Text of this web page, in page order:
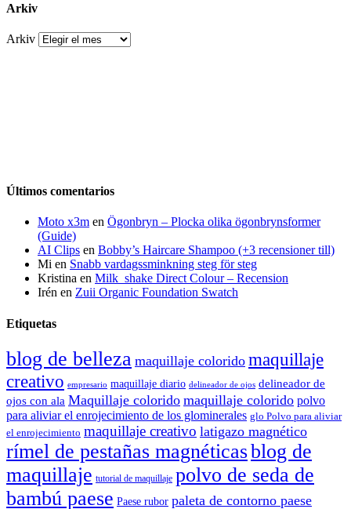
Arkiv
Arkiv
Últimos comentarios
Moto x3m en Ögonbryn – Plocka olika ögonbrynsformer
(Guide)
AI Clips en Bobby’s Haircare Shampoo (+3 recensioner till)
Mi en Snabb vardagssminkning steg för steg
Kristina en Milk_shake Direct Colour – Recension
Irén en Zuii Organic Foundation Swatch
Etiquetas
blog de belleza maquillaje colorido maquillaje
creativo empresario maquillaje diario delineador de ojos delineador de
ojos con ala Maquillaje colorido maquillaje colorido polvo
para aliviar el enrojecimiento de los glominerales glo Polvo para aliviar
el enrojecimiento maquillaje creativo latigazo magnético
rímel de pestañas magnéticasblog de
maquillaje tutorial de maquillaje polvo de seda de
bambú paese Paese rubor paleta de contorno paese